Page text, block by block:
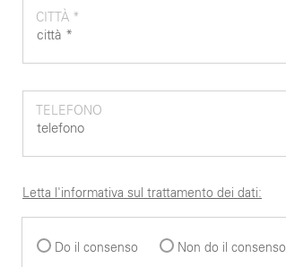
CITTÀ *
TELEFONO
Letta l'informativa sul trattamento dei dati:
Do il consenso
Non do il consenso